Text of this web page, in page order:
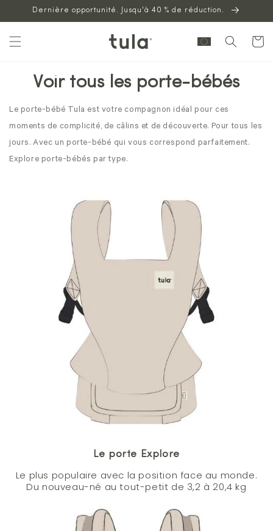
Aller au
contenu
Dernière opportunité. Jusqu'à 40 % de réduction.
Panier
Voir tous les porte-bébés
Le porte-bébé Tula est votre compagnon idéal pour ces
moments de complicité, de câlins et de découverte. Pour tous les
jours. Avec un porte-bébé qui vous correspond parfaitement.
Explore porte-bébés par type.
Le porte Explore
Le plus populaire avec la position face au monde.
Du nouveau-né au tout-petit de 3,2 à 20,4 kg